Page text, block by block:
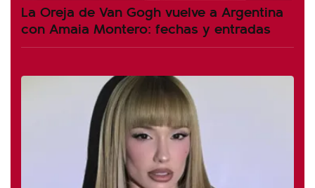
La Oreja de Van Gogh vuelve a Argentina
con Amaia Montero: fechas y entradas